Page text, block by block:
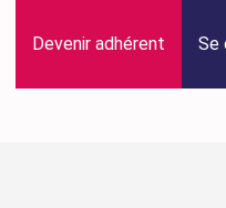
Devenir adhérent Se